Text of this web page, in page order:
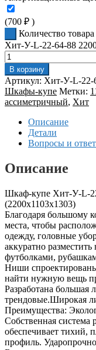
(700 ₽ )
Количество
Хит-У-L-22-64-88
В корзину
Артикул: Хит-У-L-22-
Шкафы-купе Метки:
ассиметричный, Хит
Описание
Детали
Вопросы и
Описание
Шкаф-купе Хит-У-L-
(2200х1103х1303)
Благодаря большому
места, чтобы
одежду, головные
аккуратно
футболками,
Ниши
найти нужную вещь
Разработана большая
трендовые.Широкая
Преимущества:
Собственная
обеспечивает
профиль.